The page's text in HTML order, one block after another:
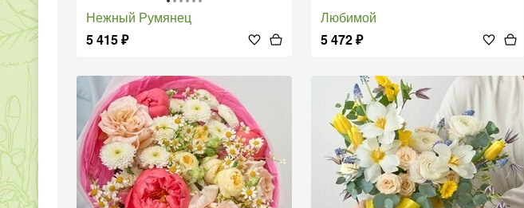
Нежный Румянец
5 415₽
Любимой
5 472₽